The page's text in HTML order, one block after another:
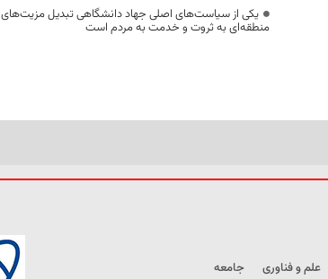
یکی از سیاست‌های اصلی جهاد دانشگاهی تبدیل مزیت‌های
منطقه‌ای به ثروت و خدمت به مردم است
علم و فناوری
جامعه